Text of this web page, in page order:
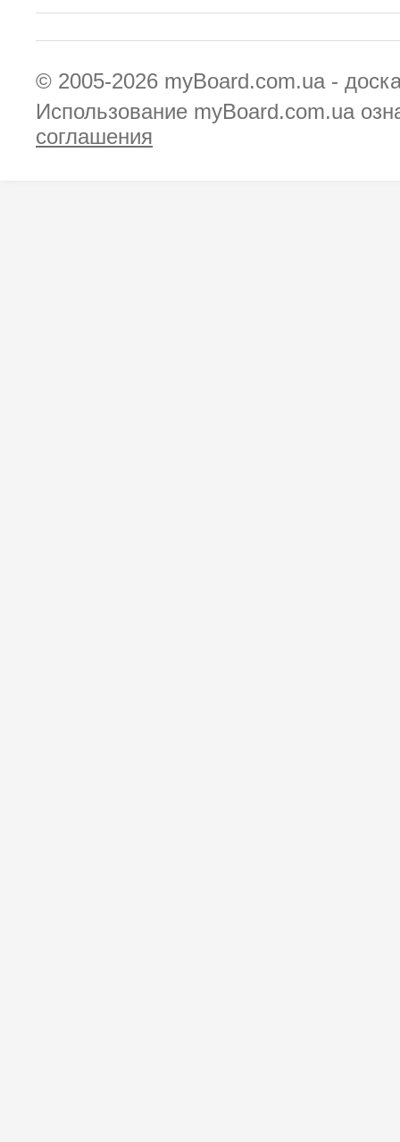
© 2005-2026 myBoard.com.ua -
Использование myBoard.com.ua
соглашения